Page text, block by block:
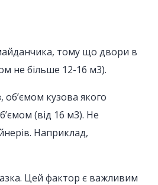
тому що двори в
не більше 12-16 м3).
об’ємом кузова якого
(від 16 м3). Не
Наприклад,
Цей фактор є важливим